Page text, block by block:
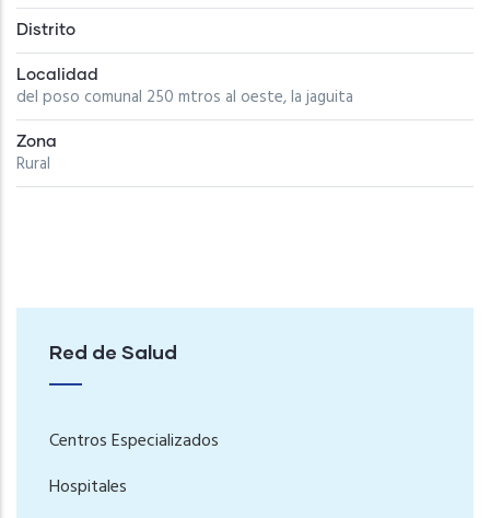
Distrito
Localidad
del poso comunal 250 mtros al oeste, la jaguita
Zona
Rural
Red de Salud
Centros Especializados
Hospitales